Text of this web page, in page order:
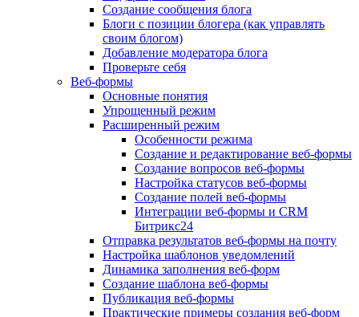
Создание сообщения блога
Блоги с позиции блогера (как управлять
своим блогом)
Добавление модератора блога
Проверьте себя
Веб-формы
Основные понятия
Упрощенный режим
Расширенный режим
Особенности режима
Создание и редактирование веб-формы
Создание вопросов веб-формы
Настройка статусов веб-формы
Создание полей веб-формы
Интеграции веб-формы и CRM
Битрикс24
Отправка результатов веб-формы на почту
Настройка шаблонов уведомлений
Динамика заполнения веб-форм
Создание шаблона веб-формы
Публикация веб-формы
Практические примеры создания веб-форм